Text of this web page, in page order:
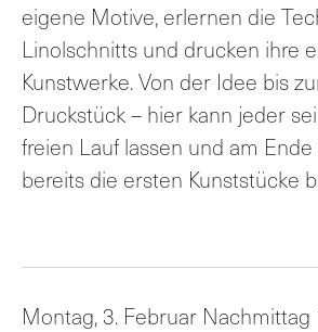
eigene Motive, erlernen die
Linolschnitts und drucken ihre
Kunstwerke. Von der Idee bis
Druckstück – hier kann jeder
freien Lauf lassen und am
bereits die ersten Kunststücke
Montag, 3. Februar Nachmittag